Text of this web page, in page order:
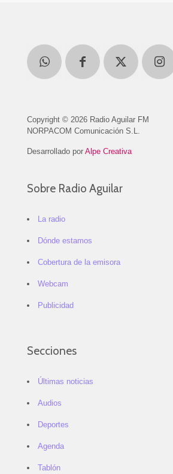
Copyright © 2026 Radio Aguilar FM
NORPACOM Comunicación S.L.
Desarrollado por Alpe Creativa
Sobre Radio Aguilar
La radio
Dónde estamos
Cobertura de la emisora
Webcam
Publicidad
Secciones
Últimas noticias
Audios
Deportes
Agenda
Tablón